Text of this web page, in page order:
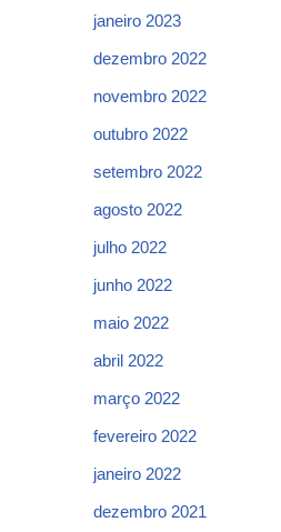
janeiro 2023
dezembro 2022
novembro 2022
outubro 2022
setembro 2022
agosto 2022
julho 2022
junho 2022
maio 2022
abril 2022
março 2022
fevereiro 2022
janeiro 2022
dezembro 2021